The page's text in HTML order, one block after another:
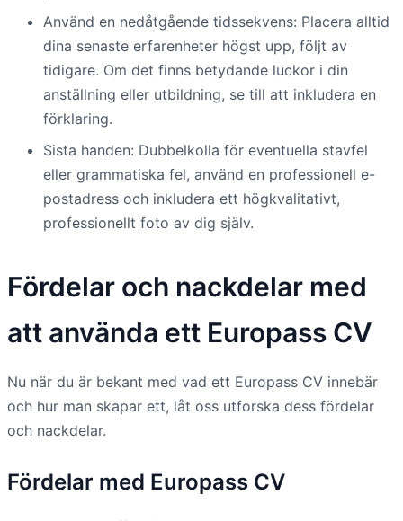
Använd en nedåtgående tidssekvens: Placera alltid
dina senaste erfarenheter högst upp, följt av
tidigare. Om det finns betydande luckor i din
anställning eller utbildning, se till att inkludera en
förklaring.
Sista handen: Dubbelkolla för eventuella stavfel
eller grammatiska fel, använd en professionell e-
postadress och inkludera ett högkvalitativt,
professionellt foto av dig själv.
Fördelar och nackdelar med
att använda ett Europass CV
Nu när du är bekant med vad ett Europass CV innebär
och hur man skapar ett, låt oss utforska dess fördelar
och nackdelar.
Fördelar med Europass CV